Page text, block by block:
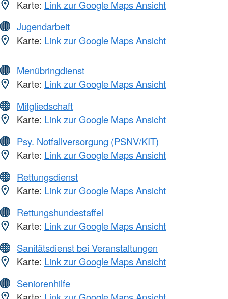
Karte: Link zur Google Maps Ansicht
Jugendarbeit
Karte: Link zur Google Maps Ansicht
Menübringdienst
Karte: Link zur Google Maps Ansicht
Mitgliedschaft
Karte: Link zur Google Maps Ansicht
Psy. Notfallversorgung (PSNV/KIT)
Karte: Link zur Google Maps Ansicht
Rettungsdienst
Karte: Link zur Google Maps Ansicht
Rettungshundestaffel
Karte: Link zur Google Maps Ansicht
Sanitätsdienst bei Veranstaltungen
Karte: Link zur Google Maps Ansicht
Seniorenhilfe